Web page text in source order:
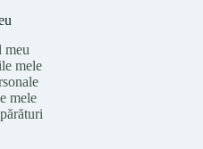
meu
mele
mele